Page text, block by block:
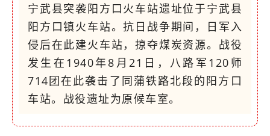
宁武县突袭阳方口火车站遗址位于宁武县
阳方口镇火车站。抗日战争期间，日军入
侵后在此建火车站，掠夺煤炭资源。战役
发生在1940年8月21日，八路军120师
714团在此袭击了同蒲铁路北段的阳方口
车站。战役遗址为原候车室。